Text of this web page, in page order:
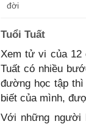
đời
Tuổi Tuất
Xem tử vi của 12
Tuất có nhiều
đường học tập
biết của mình,
Với những người